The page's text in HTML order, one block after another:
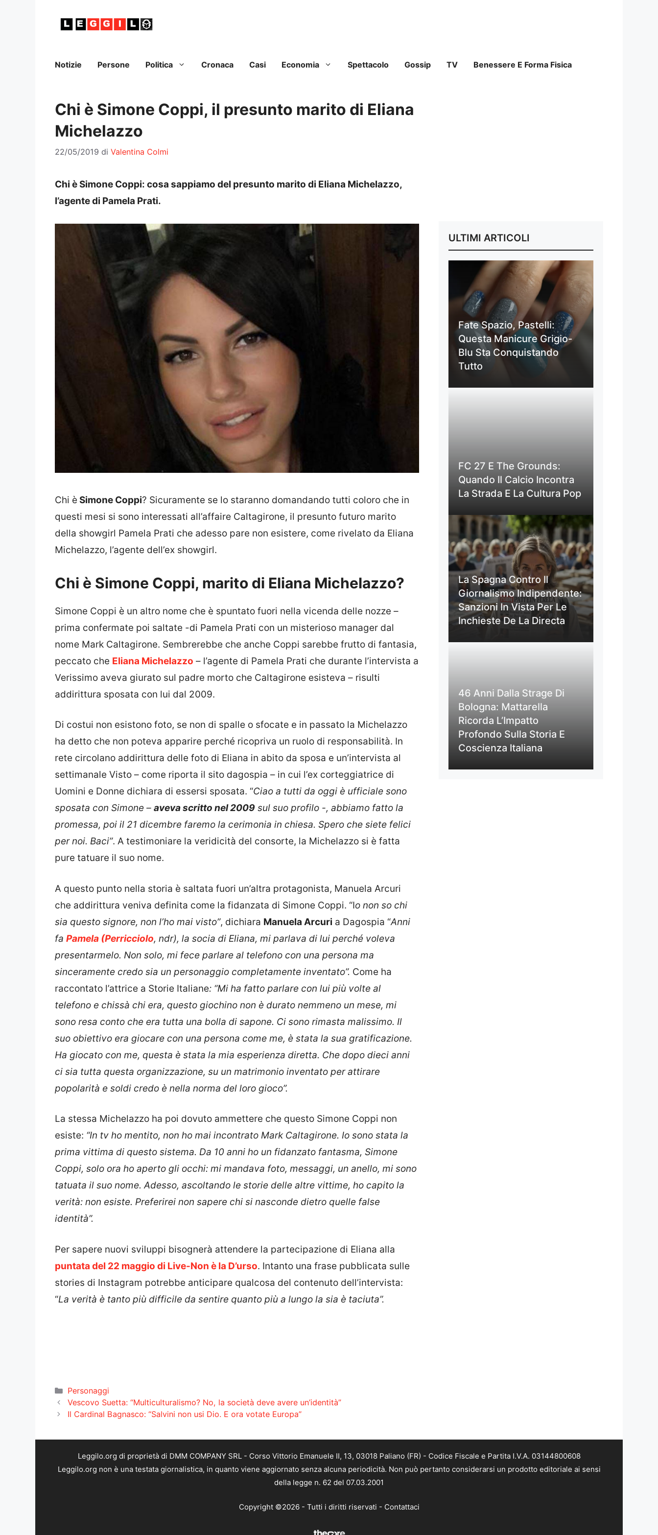
Notizie Persone Politica Cronaca Casi Economia Spettacolo Gossip TV Benessere E Forma Fisica
Chi è Simone Coppi, il presunto marito di Eliana
Michelazzo
22/05/2019 di Valentina Colmi
Chi è Simone Coppi: cosa sappiamo del presunto marito di Eliana Michelazzo,
l’agente di Pamela Prati.
Chi è Simone Coppi? Sicuramente se lo staranno domandando tutti coloro che in
questi mesi si sono interessati all’affaire Caltagirone, il presunto futuro marito
della showgirl Pamela Prati che adesso pare non esistere, come rivelato da Eliana
Michelazzo, l’agente dell’ex showgirl.
Chi è Simone Coppi, marito di Eliana Michelazzo?
Simone Coppi è un altro nome che è spuntato fuori nella vicenda delle nozze –
prima confermate poi saltate -di Pamela Prati con un misterioso manager dal
nome Mark Caltagirone. Sembrerebbe che anche Coppi sarebbe frutto di fantasia,
peccato che Eliana Michelazzo – l’agente di Pamela Prati che durante l’intervista a
Verissimo aveva giurato sul padre morto che Caltagirone esisteva – risulti
addirittura sposata con lui dal 2009.
Di costui non esistono foto, se non di spalle o sfocate e in passato la Michelazzo
ha detto che non poteva apparire perché ricopriva un ruolo di responsabilità. In
rete circolano addirittura delle foto di Eliana in abito da sposa e un’intervista al
settimanale Visto – come riporta il sito dagospia – in cui l’ex corteggiatrice di
Uomini e Donne dichiara di essersi sposata. “Ciao a tutti da oggi è ufficiale sono
sposata con Simone – aveva scritto nel 2009 sul suo profilo -, abbiamo fatto la
promessa, poi il 21 dicembre faremo la cerimonia in chiesa. Spero che siete felici
per noi. Baci”. A testimoniare la veridicità del consorte, la Michelazzo si è fatta
pure tatuare il suo nome.
A questo punto nella storia è saltata fuori un’altra protagonista, Manuela Arcuri
che addirittura veniva definita come la fidanzata di Simone Coppi. “Io non so chi
sia questo signore, non l’ho mai visto”, dichiara Manuela Arcuri a Dagospia “Anni
fa Pamela (Perricciolo, ndr), la socia di Eliana, mi parlava di lui perché voleva
presentarmelo. Non solo, mi fece parlare al telefono con una persona ma
sinceramente credo sia un personaggio completamente inventato”. Come ha
raccontato l’attrice a Storie Italiane: “Mi ha fatto parlare con lui più volte al
telefono e chissà chi era, questo giochino non è durato nemmeno un mese, mi
sono resa conto che era tutta una bolla di sapone. Ci sono rimasta malissimo. Il
suo obiettivo era giocare con una persona come me, è stata la sua gratificazione.
Ha giocato con me, questa è stata la mia esperienza diretta. Che dopo dieci anni
ci sia tutta questa organizzazione, su un matrimonio inventato per attirare
popolarità e soldi credo è nella norma del loro gioco”.
La stessa Michelazzo ha poi dovuto ammettere che questo Simone Coppi non
esiste: “In tv ho mentito, non ho mai incontrato Mark Caltagirone. Io sono stata la
prima vittima di questo sistema. Da 10 anni ho un fidanzato fantasma, Simone
Coppi, solo ora ho aperto gli occhi: mi mandava foto, messaggi, un anello, mi sono
tatuata il suo nome. Adesso, ascoltando le storie delle altre vittime, ho capito la
verità: non esiste. Preferirei non sapere chi si nasconde dietro quelle false
identità”.
Per sapere nuovi sviluppi bisognerà attendere la partecipazione di Eliana alla
puntata del 22 maggio di Live-Non è la D’urso. Intanto una frase pubblicata sulle
stories di Instagram potrebbe anticipare qualcosa del contenuto dell’intervista:
“La verità è tanto più difficile da sentire quanto più a lungo la sia è taciuta”.
Categorie
Personaggi
Vescovo Suetta: “Multiculturalismo? No, la società deve avere un’identità”
Il Cardinal Bagnasco: “Salvini non usi Dio. E ora votate Europa”
ULTIMI ARTICOLI
Fate Spazio, Pastelli:
Questa Manicure Grigio-
Blu Sta Conquistando
Tutto
FC 27 E The Grounds:
Quando Il Calcio Incontra
La Strada E La Cultura Pop
La Spagna Contro Il
Giornalismo Indipendente:
Sanzioni In Vista Per Le
Inchieste De La Directa
46 Anni Dalla Strage Di
Bologna: Mattarella
Ricorda L’Impatto
Profondo Sulla Storia E
Coscienza Italiana
Leggilo.org di proprietà di DMM COMPANY SRL - Corso Vittorio Emanuele II, 13, 03018 Paliano (FR) - Codice Fiscale e Partita I.V.A. 03144800608
Leggilo.org non è una testata giornalistica, in quanto viene aggiornato senza alcuna periodicità. Non può pertanto considerarsi un prodotto editoriale ai sensi
della legge n. 62 del 07.03.2001
Copyright ©2026 - Tutti i diritti riservati - Contattaci